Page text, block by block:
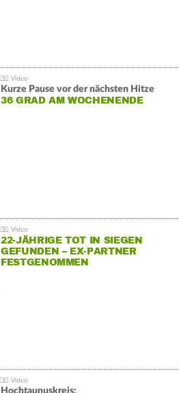
Kurze Pause vor der nächsten Hitze
36 GRAD AM WOCHENENDE
22-JÄHRIGE TOT IN SIEGEN
GEFUNDEN – EX-PARTNER
FESTGENOMMEN